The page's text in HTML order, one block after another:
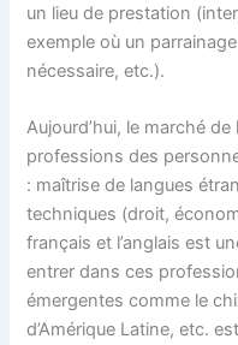
un lieu de prestation
exemple où un
nécessaire, etc.).
Aujourd’hui, le marché
professions des
: maîtrise de langues
techniques (droit,
français et l’anglais est
entrer dans ces
émergentes comme le
d’Amérique Latine, etc.